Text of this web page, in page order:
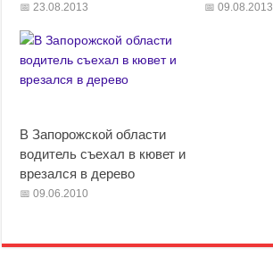
23.08.2013 09.08.2013
В Запорожской области
водитель съехал в кювет и
врезался в дерево
09.06.2010